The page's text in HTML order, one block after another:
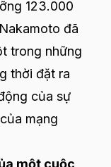
123.000
đã
trong những
thời đặt ra
của sự
mạng
một cuộc